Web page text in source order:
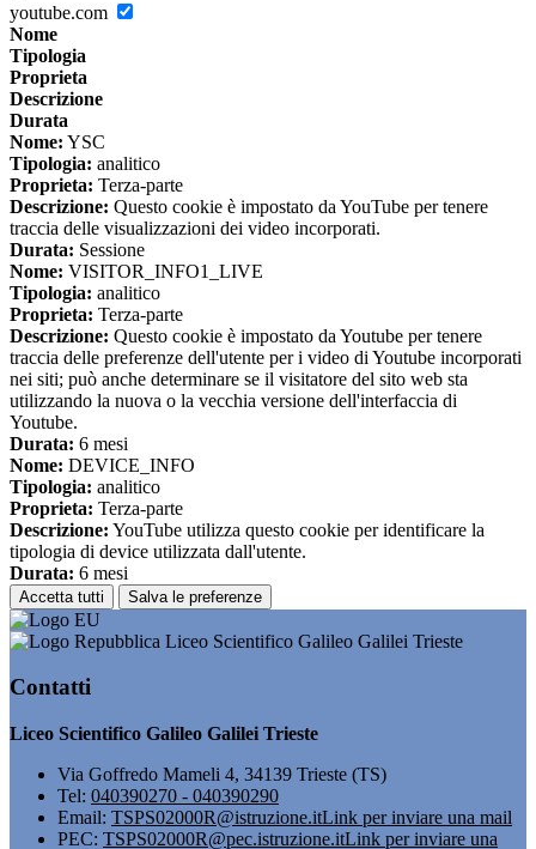
youtube.com
Nome
Tipologia
Proprieta
Descrizione
Durata
Nome: YSC
Tipologia: analitico
Proprieta: Terza-parte
Descrizione: Questo cookie è impostato da YouTube per tenere
traccia delle visualizzazioni dei video incorporati.
Durata: Sessione
Nome: VISITOR_INFO1_LIVE
Tipologia: analitico
Proprieta: Terza-parte
Descrizione: Questo cookie è impostato da Youtube per tenere
traccia delle preferenze dell'utente per i video di Youtube incorporati
nei siti; può anche determinare se il visitatore del sito web sta
utilizzando la nuova o la vecchia versione dell'interfaccia di
Youtube.
Durata: 6 mesi
Nome: DEVICE_INFO
Tipologia: analitico
Proprieta: Terza-parte
Descrizione: YouTube utilizza questo cookie per identificare la
tipologia di device utilizzata dall'utente.
Durata: 6 mesi
Accetta tutti Salva le preferenze
Liceo Scientifico Galileo Galilei Trieste
Contatti
Liceo Scientifico Galileo Galilei Trieste
Via Goffredo Mameli 4, 34139 Trieste (TS)
Tel: 040390270 - 040390290
Email: TSPS02000R@istruzione.itLink per inviare una mail
PEC: TSPS02000R@pec.istruzione.itLink per inviare una